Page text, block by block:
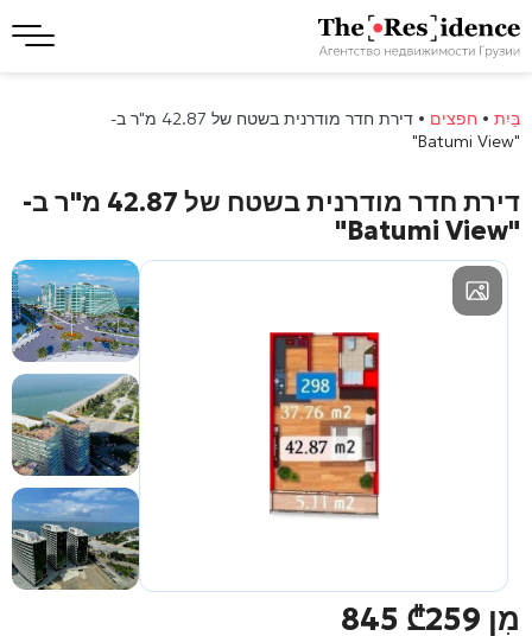
בַּיִת • חפצים • דירת חדר מודרנית בשטח של 42.87 מ"ר ב-
"Batumi View"
דירת חדר מודרנית בשטח של 42.87 מ"ר ב-
"Batumi View"
מִן ₾259 845